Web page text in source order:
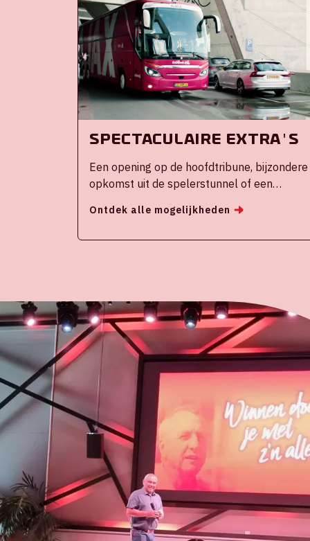
Spectaculaire extra's
Een opening op de hoofdtribune, bijzondere
opkomst uit de spelerstunnel of een
ArenA nog unieker dan het al is!
Ontdek alle mogelijkheden